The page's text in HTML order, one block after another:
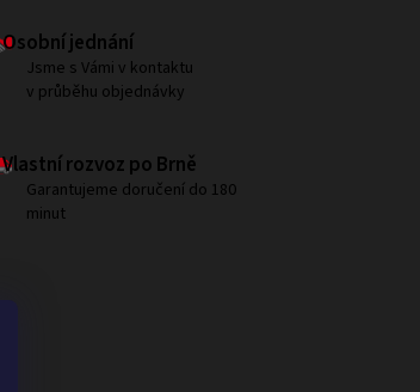
Osobní jednání
Jsme s Vámi v kontaktu
v průběhu objednávky
Vlastní rozvoz po Brně
Garantujeme doručení do 180
minut